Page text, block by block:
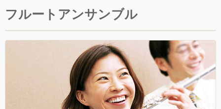
フルートアンサンブル